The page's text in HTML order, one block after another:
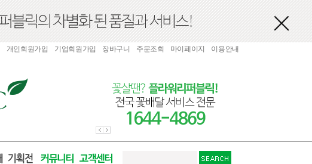
개인회원가입 기업회원가입 장바구니 주문조회 마이페이지 이용안내